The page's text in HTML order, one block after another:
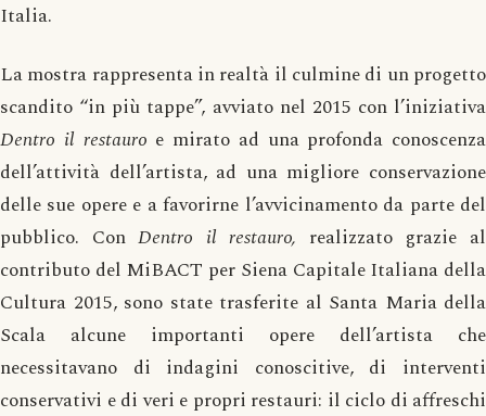
Italia.
La mostra rappresenta in realtà il culmine di un progetto
scandito “in più tappe”, avviato nel 2015 con l’iniziativa
Dentro il restauro e mirato ad una profonda conoscenza
dell’attività dell’artista, ad una migliore conservazione
delle sue opere e a favorirne l’avvicinamento da parte del
pubblico. ConDentro il restauro, realizzato grazie al
contributo del MiBACT per Siena Capitale Italiana della
Cultura 2015, sono state trasferite al Santa Maria della
Scala alcune importanti opere dell’artista che
necessitavano di indagini conoscitive, di interventi
conservativi e di veri e propri restauri: il ciclo di affreschi